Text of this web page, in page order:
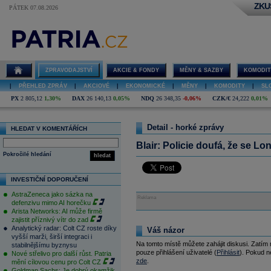
PÁTEK 07.08.2026
ZPRAVODAJSTVÍ AKCIE & FONDY MĚNY & SAZBY
PŘEHLED ZPRÁV AKCIOVÉ EKONOMICKÉ MĚNY KOMODITY
PX 2 805,12 1,30% DAX 26 140,13 0,05% NDQ 26 348,35 -0,06% CZK/€ 24,222 0,01%
HLEDAT V KOMENTÁŘÍCH
hledat
Pokročilé hledání
INVESTIČNÍ DOPORUČENÍ
AstraZeneca jako sázka na
defenzivu mimo AI horečku
Arista Networks: AI může firmě
zajistit příznivý vítr do zad
Analytický radar: Colt CZ roste díky
vyšší marži, širší integraci i
stabilnějšímu byznysu
Nové střelivo pro další růst. Patria
mění cílovou cenu pro Colt CZ
Detail - horké zprávy
Blair: Policie doufá, že se
Reklama
Váš názor
Na tomto místě můžete zahájit diskusi.
pouze přihlášení uživatelé (Přihlásit). Pokud
zde